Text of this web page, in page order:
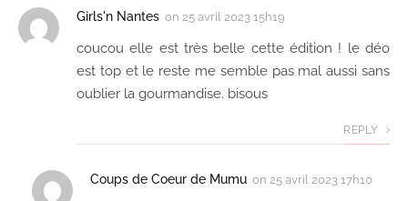
Girls'n Nantes on 25 avril 2023 15h19
coucou elle est très belle cette édition ! le déo
est top et le reste me semble pas mal aussi sans
oublier la gourmandise. bisous
REPLY
Coups de Coeur de Mumu on 25 avril 2023 17h10